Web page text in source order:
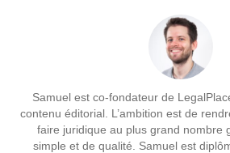
Samuel est co-fondateur de
contenu éditorial. L’ambition est de
faire juridique au plus grand nombre
simple et de qualité. Samuel est